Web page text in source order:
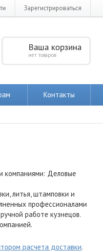
Зарегистрироваться
Ваша корзина
нет товаров
Контакты
компаниями: Деловые
литья, штамповки и
профессионалами
работе кузнецов.
расчета доставки.